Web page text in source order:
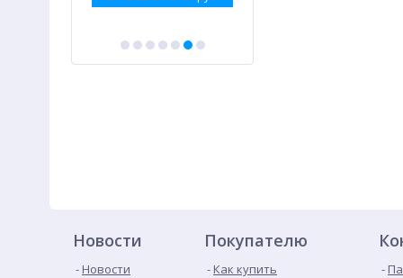
Новости
Новости
Покупателю
Как купить